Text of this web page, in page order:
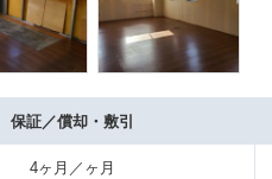
保証／償却・敷引
4ヶ月／ヶ月